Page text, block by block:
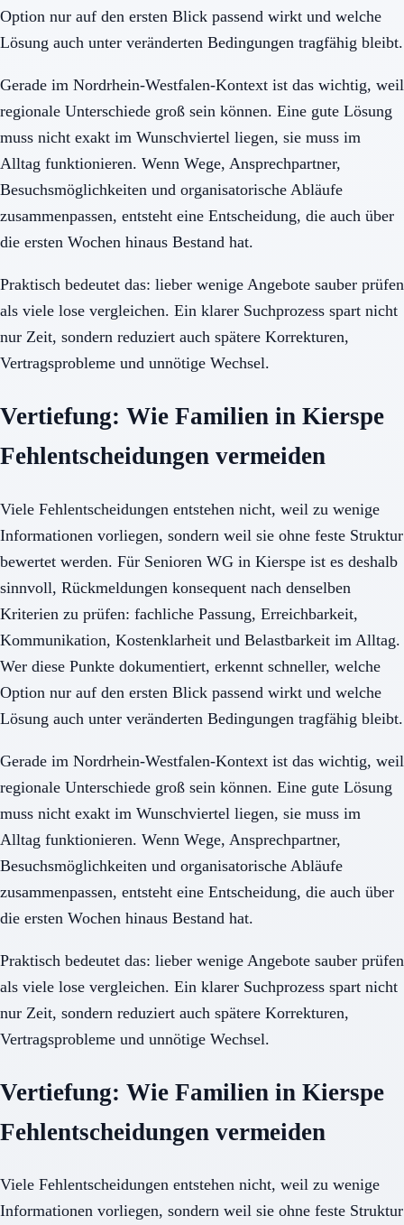
Option nur auf den ersten Blick passend wirkt und welche
Lösung auch unter veränderten Bedingungen tragfähig bleibt.
Gerade im Nordrhein-Westfalen-Kontext ist das wichtig, weil
regionale Unterschiede groß sein können. Eine gute Lösung
muss nicht exakt im Wunschviertel liegen, sie muss im
Alltag funktionieren. Wenn Wege, Ansprechpartner,
Besuchsmöglichkeiten und organisatorische Abläufe
zusammenpassen, entsteht eine Entscheidung, die auch über
die ersten Wochen hinaus Bestand hat.
Praktisch bedeutet das: lieber wenige Angebote sauber prüfen
als viele lose vergleichen. Ein klarer Suchprozess spart nicht
nur Zeit, sondern reduziert auch spätere Korrekturen,
Vertragsprobleme und unnötige Wechsel.
Vertiefung: Wie Familien in Kierspe
Fehlentscheidungen vermeiden
Viele Fehlentscheidungen entstehen nicht, weil zu wenige
Informationen vorliegen, sondern weil sie ohne feste Struktur
bewertet werden. Für Senioren WG in Kierspe ist es deshalb
sinnvoll, Rückmeldungen konsequent nach denselben
Kriterien zu prüfen: fachliche Passung, Erreichbarkeit,
Kommunikation, Kostenklarheit und Belastbarkeit im Alltag.
Wer diese Punkte dokumentiert, erkennt schneller, welche
Option nur auf den ersten Blick passend wirkt und welche
Lösung auch unter veränderten Bedingungen tragfähig bleibt.
Gerade im Nordrhein-Westfalen-Kontext ist das wichtig, weil
regionale Unterschiede groß sein können. Eine gute Lösung
muss nicht exakt im Wunschviertel liegen, sie muss im
Alltag funktionieren. Wenn Wege, Ansprechpartner,
Besuchsmöglichkeiten und organisatorische Abläufe
zusammenpassen, entsteht eine Entscheidung, die auch über
die ersten Wochen hinaus Bestand hat.
Praktisch bedeutet das: lieber wenige Angebote sauber prüfen
als viele lose vergleichen. Ein klarer Suchprozess spart nicht
nur Zeit, sondern reduziert auch spätere Korrekturen,
Vertragsprobleme und unnötige Wechsel.
Vertiefung: Wie Familien in Kierspe
Fehlentscheidungen vermeiden
Viele Fehlentscheidungen entstehen nicht, weil zu wenige
Informationen vorliegen, sondern weil sie ohne feste Struktur